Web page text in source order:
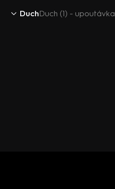
DuchDuch (1) - upoutávka